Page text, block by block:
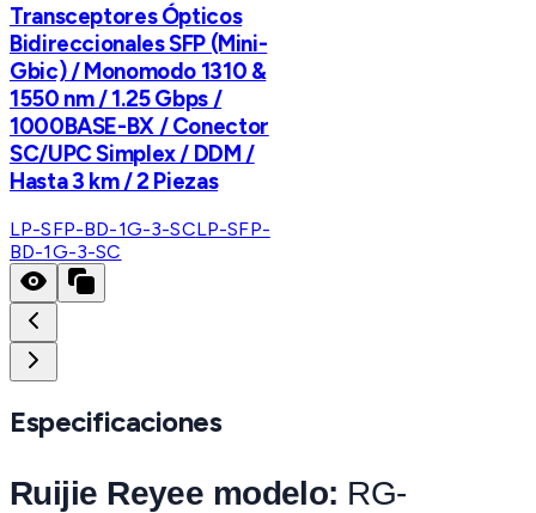
Transceptores Ópticos
Bidireccionales SFP (Mini-
Gbic) / Monomodo 1310 &
1550 nm / 1.25 Gbps /
1000BASE-BX / Conector
SC/UPC Simplex / DDM /
Hasta 3 km / 2 Piezas
LP-SFP-BD-1G-3-SCLP-SFP-
BD-1G-3-SC
Especificaciones
Ruijie Reyee modelo: RG-